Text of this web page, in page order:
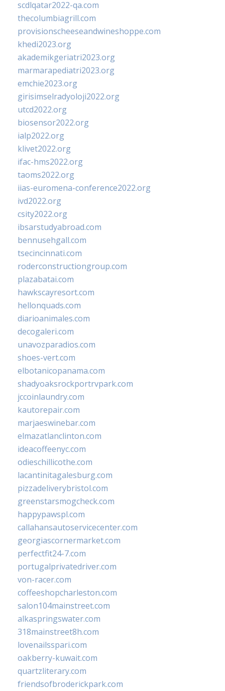
scdlqatar2022-qa.com
thecolumbiagrill.com
provisionscheeseandwineshoppe.com
khedi2023.org
akademikgeriatri2023.org
marmarapediatri2023.org
emchie2023.org
girisimselradyoloji2022.org
utcd2022.org
biosensor2022.org
ialp2022.org
klivet2022.org
ifac-hms2022.org
taoms2022.org
iias-euromena-conference2022.org
ivd2022.org
csity2022.org
ibsarstudyabroad.com
bennusehgall.com
tsecincinnati.com
roderconstructiongroup.com
plazabatai.com
hawkscayresort.com
hellonquads.com
diarioanimales.com
decogaleri.com
unavozparadios.com
shoes-vert.com
elbotanicopanama.com
shadyoaksrockportrvpark.com
jccoinlaundry.com
kautorepair.com
marjaeswinebar.com
elmazatlanclinton.com
ideacoffeenyc.com
odieschillicothe.com
lacantinitagalesburg.com
pizzadeliverybristol.com
greenstarsmogcheck.com
happypawspl.com
callahansautoservicecenter.com
georgiascornermarket.com
perfectfit24-7.com
portugalprivatedriver.com
von-racer.com
coffeeshopcharleston.com
salon104mainstreet.com
alkaspringswater.com
318mainstreet8h.com
lovenailsspari.com
oakberry-kuwait.com
quartzliterary.com
friendsofbroderickpark.com